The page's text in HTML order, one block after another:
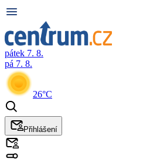
pátek 7. 8.
pá 7. 8.
26°C
Přihlášení